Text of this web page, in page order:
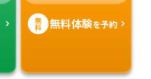
無
料 無料体験を予約